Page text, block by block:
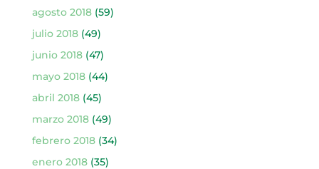
agosto 2018(59)
julio 2018(49)
junio 2018(47)
mayo 2018(44)
abril 2018(45)
marzo 2018(49)
febrero 2018(34)
enero 2018(35)